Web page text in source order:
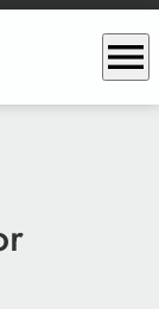
menu